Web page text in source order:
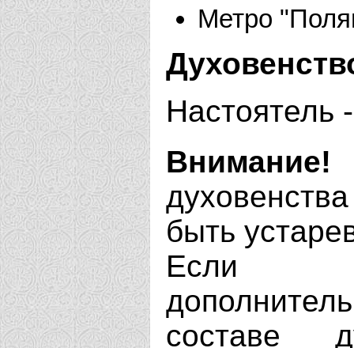
Метро
Настоятель
Внимание!
быть
Если
составе